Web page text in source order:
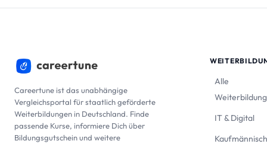
Careertune ist das unabhängige
Vergleichsportal für staatlich geförderte
Weiterbildungen in Deutschland. Finde
passende Kurse, informiere Dich über
Bildungsgutschein und weitere
Alle
IT & Digital
Kaufmännisch